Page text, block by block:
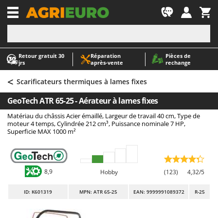
Retour gratuit 30
jrs
Réparation
après‑vente
Pièces de
rechange
-1
A
Abris de jardin
Accessoires pour tracteurs tondeuses autoportés
Aérateurs Scarificateurs pour gazon
Arracheuses de pommes de terre pour tracteur
Aspirateurs - Balais Électriques
Aspirateurs à feuilles sur roues
Aspirateurs de piscine
Atomiseurs agricoles pour tracteurs
Atomiseurs pour traitements
A
AgriEuro Premium
AgriEuro TOP-LINE
AGT
Aima
AL-KO
ALA 2000
Alpina
Ama
< Scarificateurs thermiques à lames fixes
GeoTech ATR 65-25 - Aérateur à lames fixes
Matériau du châssis Acier émaillé, Largeur de travail 40 cm, Type de
moteur 4 temps, Cylindrée 212 cm³, Puissance nominale 7 HP,
Superficie MAX 1000 m²
8,9 Hobby (123) 4,32/5
ID: K601319 MPN: ATR 65-25 EAN: 9999991089372 R-25